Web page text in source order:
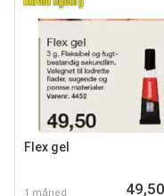
Flex gel
1 måned